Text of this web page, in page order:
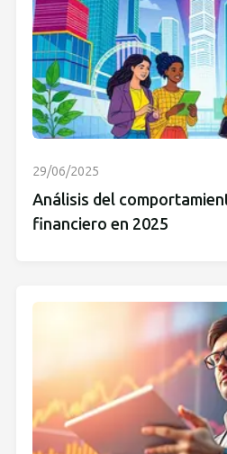
29/06/2025
Análisis del
financiero en 2025